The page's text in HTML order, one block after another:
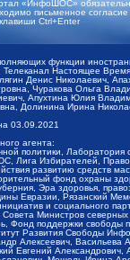
«ИнфоШОС»
письменное
Ctrl+Enter
функции
Настоящее
Денис Николаевич,
Чуракова Ольга
Апухтина Юлия
Долинина Ирина
03.09.2021
агента:
политики,
Лига Избирателей,
развитию средств
фонд охраны
Эра здоровья,
Евразии, Рязанский
и социального
Министров северных
Фонд поддержки
Развития Свободы
Алексеевич,
Евгений